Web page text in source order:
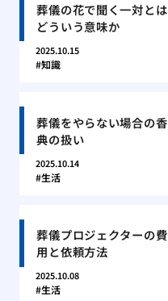
葬儀の花で聞く一対とは
どういう意味か
2025.10.15
知識
葬儀をやらない場合の香
典の扱い
2025.10.14
生活
葬儀プロジェクターの費
用と依頼方法
2025.10.08
生活